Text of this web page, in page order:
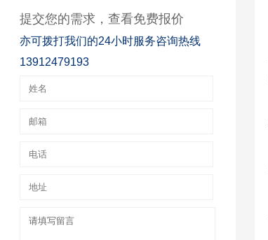
提交您的需求，查看免费报价
亦可拨打我们的24小时服务咨询热线
13912479193